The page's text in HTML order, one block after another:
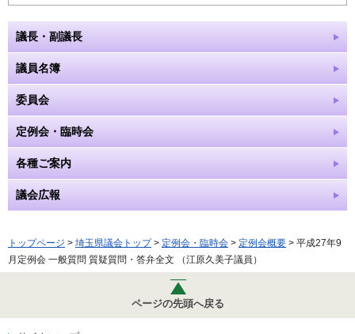
議長・副議長
議員名簿
委員会
定例会・臨時会
各種ご案内
議会広報
トップページ > 埼玉県議会トップ> 定例会・臨時会 > 定例会概要 > 平成27年9
月定例会 一般質問 質疑質問・答弁全文 （江原久美子議員）
ページの先頭へ戻る